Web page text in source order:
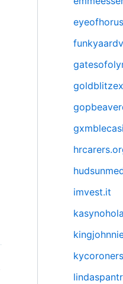
imvest.it